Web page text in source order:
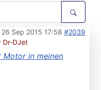
tune
26 Sep 2015 17:58 #2039
Dr-DJet
Motor in meinen